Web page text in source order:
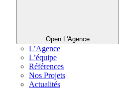
Open L'Agence
L’Agence
L’équipe
Références
Nos Projets
Actualités